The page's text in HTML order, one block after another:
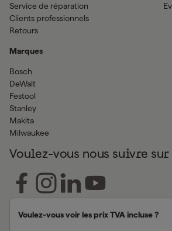
Service de réparation
Clients professionnels
Retours
Marques
Bosch
DeWalt
Festool
Stanley
Makita
Milwaukee
Voulez-vous nous suivre sur
Voulez-vous voir les prix TVA incluse ?